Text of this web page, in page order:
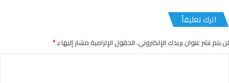
اترك تعليقاً
لن يتم نشر عنوان بريدك الإلكتروني.الحقول الإلزامية مشار إليها بـ*